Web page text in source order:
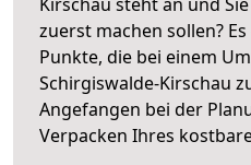
zuerst machen sollen?
Punkte, die bei einem
Schirgiswalde-Kirschau
Angefangen bei der
Verpacken Ihres